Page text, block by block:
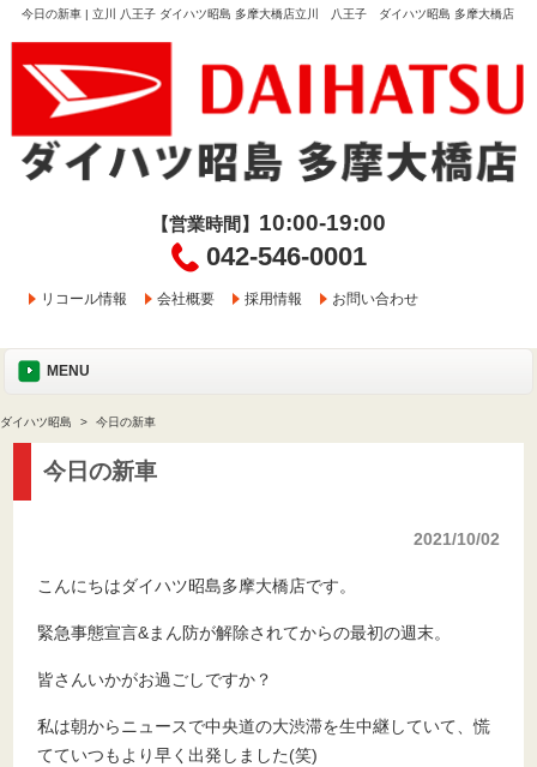
今日の新車 | 立川 八王子 ダイハツ昭島 多摩大橋店立川 八王子 ダイハツ昭島 多摩大橋店
【営業時間】 10:00-19:00
042-546-0001
リコール情報 会社概要 採用情報 お問い合わせ
MENU
ダイハツ昭島 今日の新車
今日の新車
2021/10/02
こんにちはダイハツ昭島多摩大橋店です。
緊急事態宣言&まん防が解除されてからの最初の週末。
皆さんいかがお過ごしですか？
私は朝からニュースで中央道の大渋滞を生中継していて、慌
てていつもより早く出発しました(笑)